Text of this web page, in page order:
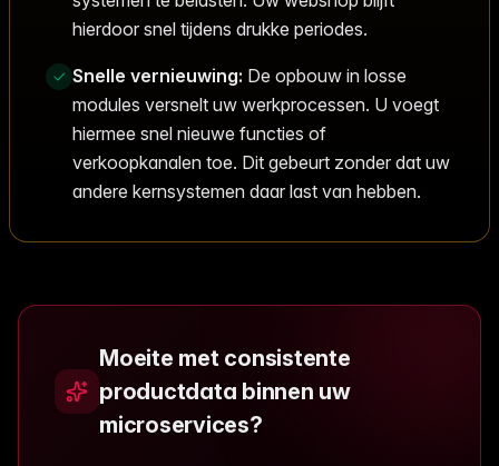
hierdoor snel tijdens drukke periodes.
Snelle vernieuwing: De opbouw in losse
modules versnelt uw werkprocessen. U voegt
hiermee snel nieuwe functies of
verkoopkanalen toe. Dit gebeurt zonder dat uw
andere kernsystemen daar last van hebben.
Moeite met consistente
productdata binnen uw
microservices?